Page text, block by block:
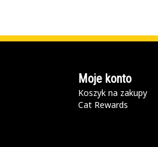
Moje konto
Koszyk na zakupy
Cat Rewards